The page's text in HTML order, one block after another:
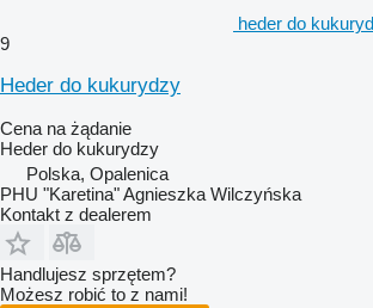
heder do
9
Heder do kukurydzy
Cena na żądanie
Heder do kukurydzy
Polska, Opalenica
PHU "Karetina" Agnieszka Wilczyńska
Kontakt z dealerem
Handlujesz sprzętem?
Możesz robić to z nami!